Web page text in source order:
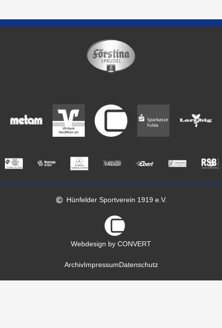
Hünfelder Sportverein 1919 e.V.
Webdesign by CONVERT
ArchivImpressumDatenschutz